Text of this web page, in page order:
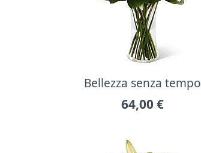
Bellezza senza tempo
64,00 €